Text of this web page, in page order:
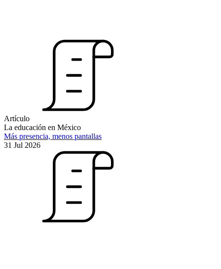
Artículo
La educación en México
Más presencia, menos pantallas
31 Jul 2026